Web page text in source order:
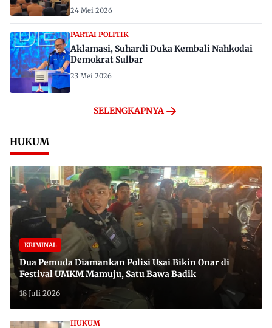
24 Mei 2026
PARTAI POLITIK
Aklamasi, Suhardi Duka Kembali Nahkodai
Demokrat Sulbar
23 Mei 2026
SELENGKAPNYA
HUKUM
KRIMINAL
Dua Pemuda Diamankan Polisi Usai Bikin Onar di
Festival UMKM Mamuju, Satu Bawa Badik
18 Juli 2026
HUKUM